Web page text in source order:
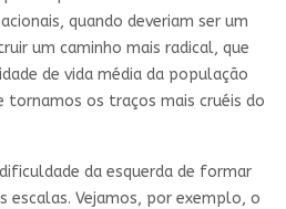
quando deveriam ser um
um caminho mais radical, que
de vida média da população
os traços mais cruéis do
da esquerda de formar
Vejamos, por exemplo, o